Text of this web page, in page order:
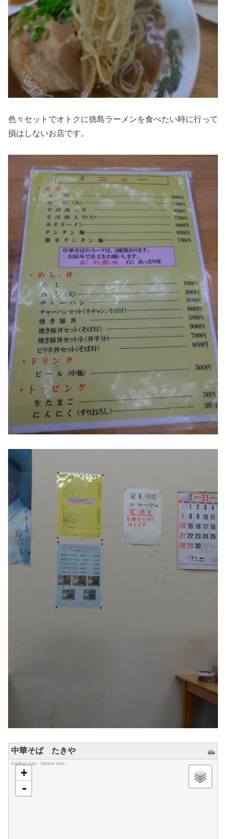
色々セットでオトクに徳島ラーメンを食べたい時に行って
損はしないお店です。
中華そば たきや
loading map - please wait...
+
-